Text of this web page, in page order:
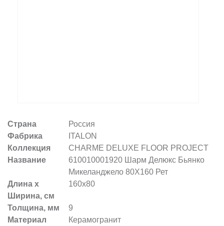
Страна
Россия
Фабрика
ITALON
Коллекция
CHARME DELUXE FLOOR PROJECT
Название
610010001920 Шарм Делюкс Бьянко
Микеланджело 80X160 Рет
Длина х
Ширина, см
160x80
Толщина, мм
9
Материал
Керамогранит